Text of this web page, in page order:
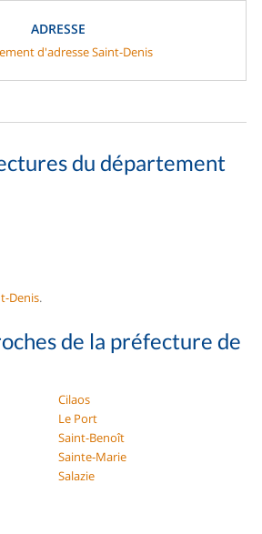
ADRESSE
d'adresse Saint-Denis
du département
Denis.
de la préfecture de
Cilaos
Le Port
Saint-Benoît
Sainte-Marie
Salazie